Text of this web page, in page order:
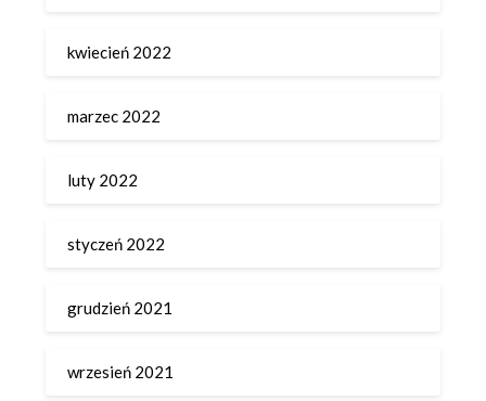
kwiecień 2022
marzec 2022
luty 2022
styczeń 2022
grudzień 2021
wrzesień 2021